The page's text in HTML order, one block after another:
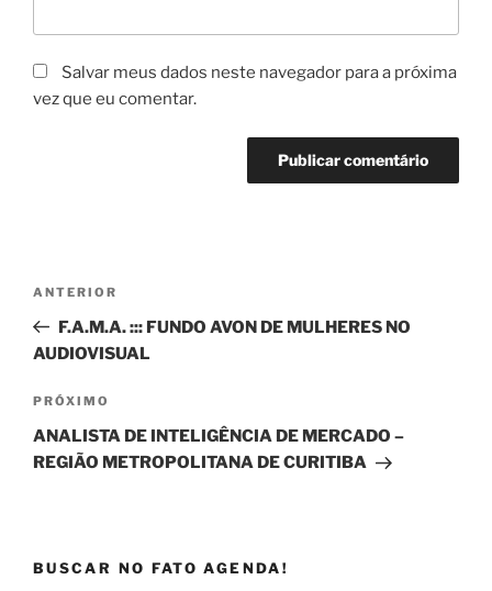
Salvar meus dados neste navegador para a próxima
vez que eu comentar.
Post
Post
anterior
ANTERIOR
F.A.M.A. ::: FUNDO AVON DE MULHERES NO
AUDIOVISUAL
Próximo
post
PRÓXIMO
ANALISTA DE INTELIGÊNCIA DE MERCADO –
REGIÃO METROPOLITANA DE CURITIBA
BUSCAR NO FATO AGENDA!